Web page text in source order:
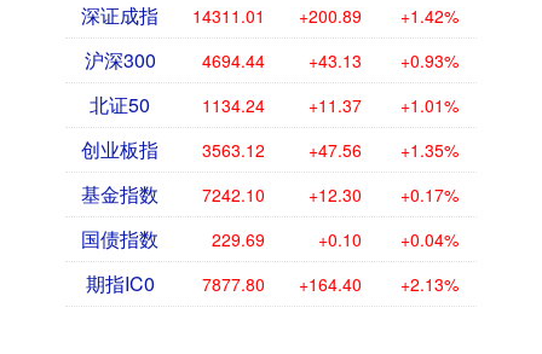
深证成指 14311.01 +200.89 +1.42%
沪深300 4694.44 +43.13 +0.93%
北证50 1134.24 +11.37 +1.01%
创业板指 3563.12 +47.56 +1.35%
基金指数 7242.10 +12.30 +0.17%
国债指数 229.69 +0.10 +0.04%
期指IC0 7877.80 +164.40 +2.13%